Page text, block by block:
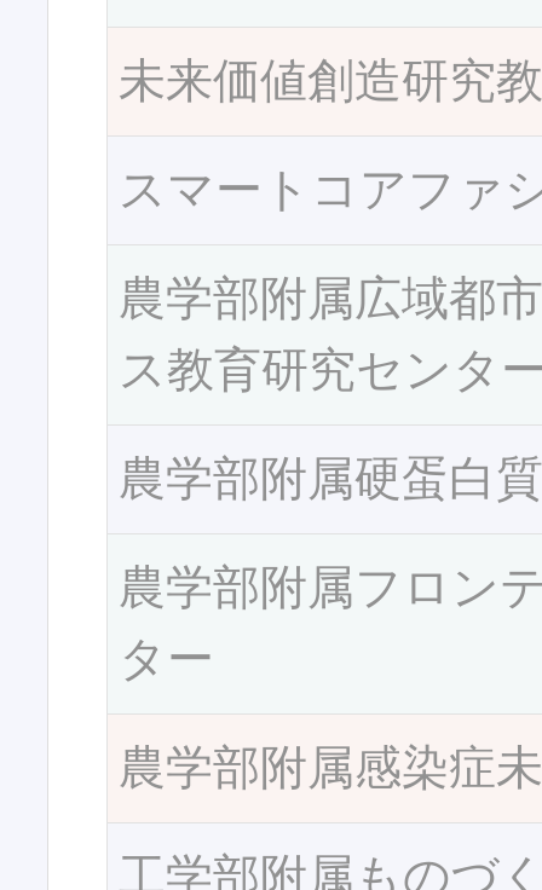
未来価値創造研究
スマートコアファ
農学部附属広域都
ス教育研究センタ
農学部附属硬蛋白
農学部附属フロン
ター
農学部附属感染症
工学部附属ものづ